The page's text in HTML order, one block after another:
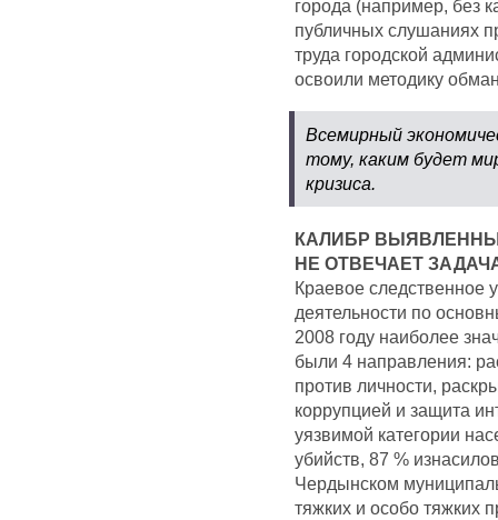
города (например, без
публичных слушаниях
труда городской
освоили методику
Всемирный
тому, каким будет
кризиса.
КАЛИБР
НЕ ОТВЕЧАЕТ
Краевое следственное
деятельности по
2008 году наиболее
были 4 направления:
против личности,
коррупцией и защита
уязвимой категории
убийств, 87 %
Чердынском
тяжких и особо тяжких